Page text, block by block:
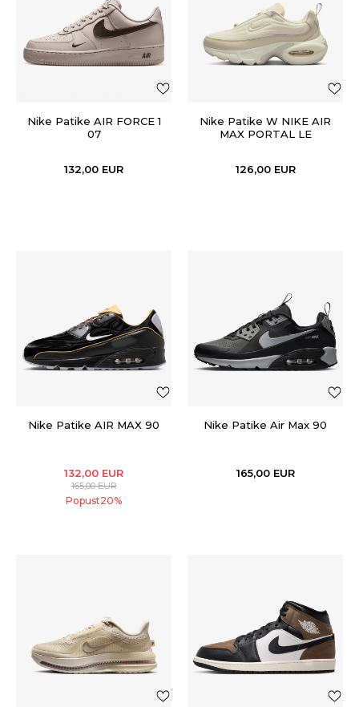
Nike Patike AIR FORCE 1
07
132,00 EUR
Nike Patike W NIKE AIR
MAX PORTAL LE
126,00 EUR
Nike Patike AIR MAX 90
132,00 EUR
165,00EUR
Popust20%
Nike Patike Air Max 90
165,00 EUR